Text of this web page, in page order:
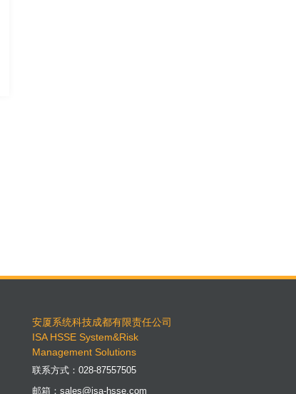
安厦系统科技成都有限责任公司
ISA HSSE System&Risk
Management Solutions
联系方式： 028-87557505
邮箱： sales@isa-hsse.com